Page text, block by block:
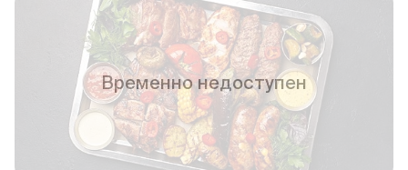
Временно недоступен